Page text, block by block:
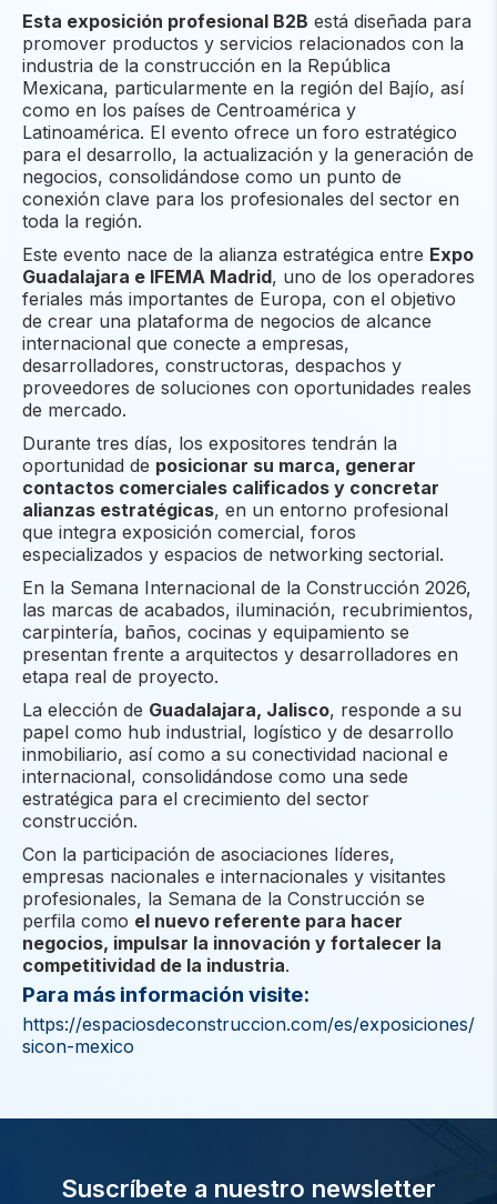
Esta exposición profesional B2B está diseñada para
promover productos y servicios relacionados con la
industria de la construcción en la República
Mexicana, particularmente en la región del Bajío, así
como en los países de Centroamérica y
Latinoamérica. El evento ofrece un foro estratégico
para el desarrollo, la actualización y la generación de
negocios, consolidándose como un punto de
conexión clave para los profesionales del sector en
toda la región.
Este evento nace de la alianza estratégica entre Expo
Guadalajara e IFEMA Madrid, uno de los operadores
feriales más importantes de Europa, con el objetivo
de crear una plataforma de negocios de alcance
internacional que conecte a empresas,
desarrolladores, constructoras, despachos y
proveedores de soluciones con oportunidades reales
de mercado.
Durante tres días, los expositores tendrán la
oportunidad de posicionar su marca, generar
contactos comerciales calificados y concretar
alianzas estratégicas, en un entorno profesional
que integra exposición comercial, foros
especializados y espacios de networking sectorial.
En la Semana Internacional de la Construcción 2026,
las marcas de acabados, iluminación, recubrimientos,
carpintería, baños, cocinas y equipamiento se
presentan frente a arquitectos y desarrolladores en
etapa real de proyecto.
La elección de Guadalajara, Jalisco, responde a su
papel como hub industrial, logístico y de desarrollo
inmobiliario, así como a su conectividad nacional e
internacional, consolidándose como una sede
estratégica para el crecimiento del sector
construcción.
Con la participación de asociaciones líderes,
empresas nacionales e internacionales y visitantes
profesionales, la Semana de la Construcción se
perfila como el nuevo referente para hacer
negocios, impulsar la innovación y fortalecer la
competitividad de la industria.
Para más información visite:
https://espaciosdeconstruccion.com/es/exposiciones/
sicon-mexico
Suscríbete a nuestro newsletter